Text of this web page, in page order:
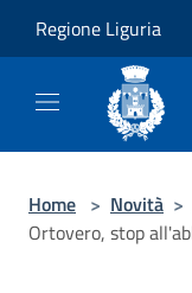
Regione Liguria
Home > Novità >
Ortovero, stop